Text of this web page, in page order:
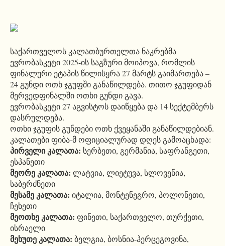
საქართველოს კალათბურთელთა ნაკრებმა
ევრობასკეტი 2025-ის საგზური მოიპოვა, რომლის
ფინალური ეტაპის წილისყრა 27 მარტს გაიმართება –
24 გუნდი ოთხ ჯგუფში განაწილდება. თითო ჯგუფიდან
მერვედფინალში ოთხი გუნდი გავა.
ევრობასკეტი 27 აგვისტოს დაიწყება და 14 სექტემბერს
დასრულდება.
ოთხი ჯგუფის გუნდები ოთხ ქვეყანაში განაწილდებიან.
კალათები ფიბა-მ ოფიციალურად დღეს გამოაცხადა:
პირველი კალათა: სერბეთი, გერმანია, საფრანგეთი,
ესპანეთი
მეორე კალათა: ლატვია, ლიეტუვა, სლოვენია,
საბერძნეთი
მესამე კალათა: იტალია, მონტენეგრო, პოლონეთი,
ჩეხეთი
მეოთხე კალათა: ფინეთი, საქართველო, თურქეთი,
ისრაელი
მეხუთე კალათა: ბელგია, ბოსნია-ჰერცეგოვინა,